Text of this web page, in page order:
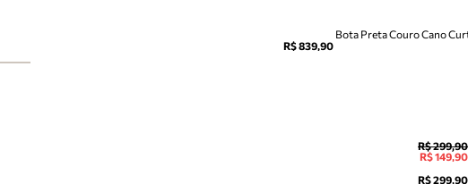
R$ 839,90
Bota Preta Couro Cano
R$ 299,90
R$ 149,90
R$ 299,90